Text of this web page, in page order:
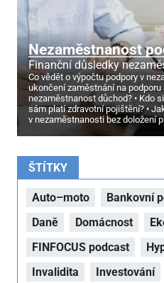
Nezaměstnanost
Finanční důsledky
Co vědět o výpočtu podpory v
ukončení zaměstnání na podporu
nezaměstnanost důchod?
Kdo
sám platí zdravotní pojištění?
v nezaměstnanosti bez doložení
ŠTÍTKY
Auto–moto Bankovní
Daně
Domácnost
FINFOCUS podcast
Invalidita
Investování